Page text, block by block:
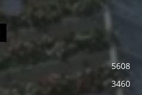
5608
3460